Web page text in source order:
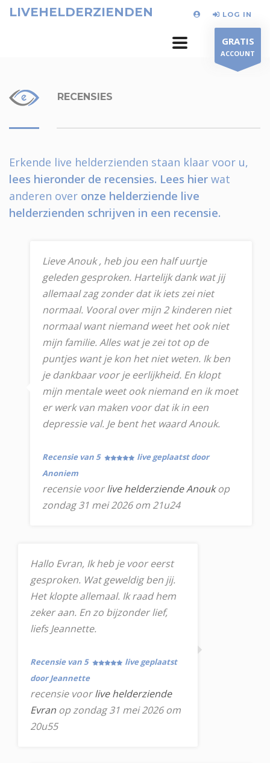
LIVEHELDERZIENDEN LOG IN
GRATIS
ACCOUNT
RECENSIES
Erkende live helderzienden staan klaar voor u,
lees hieronder de recensies. Lees hier wat
anderen over onze helderziende live
helderzienden schrijven in een recensie.
Lieve Anouk , heb jou een half uurtje
geleden gesproken. Hartelijk dank wat jij
allemaal zag zonder dat ik iets zei niet
normaal. Vooral over mijn 2 kinderen niet
normaal want niemand weet het ook niet
mijn familie. Alles wat je zei tot op de
puntjes want je kon het niet weten. Ik ben
je dankbaar voor je eerlijkheid. En klopt
mijn mentale weet ook niemand en ik moet
er werk van maken voor dat ik in een
depressie val. Je bent het waard Anouk.
Recensie van 5
live geplaatst door
Anoniem
recensie voorlive helderziende Anoukop
zondag 31 mei 2026 om 21u24
Hallo Evran, Ik heb je voor eerst
gesproken. Wat geweldig ben jij.
Het klopte allemaal. Ik raad hem
zeker aan. En zo bijzonder lief,
liefs Jeannette.
Recensie van 5
live geplaatst
door Jeannette
recensie voorlive helderziende
Evran op zondag 31 mei 2026 om
20u55